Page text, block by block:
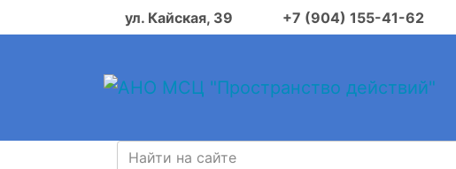
ул. Кайская, 39 +7 (904) 155-41-62